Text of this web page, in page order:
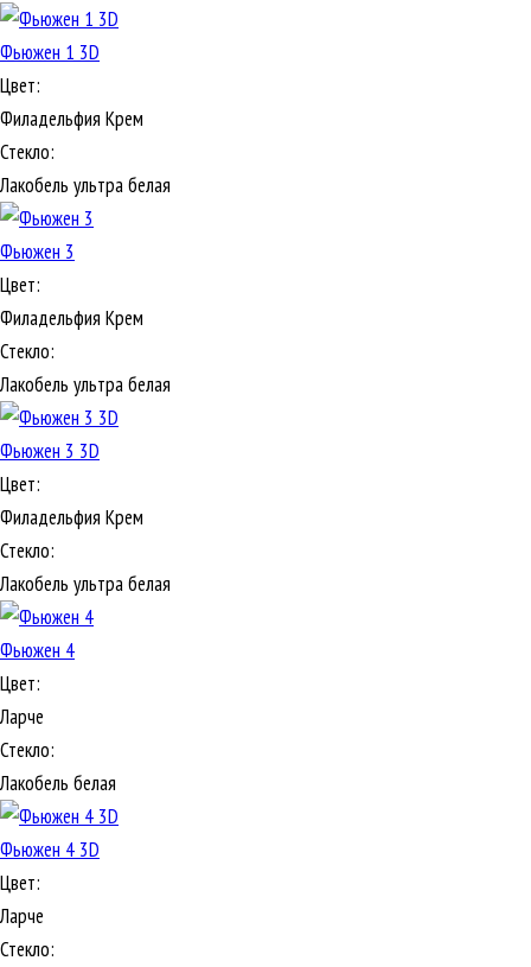
Фьюжен 1 3D
Цвет:
Филадельфия Крем
Стекло:
Лакобель ультра белая
Фьюжен 3
Цвет:
Филадельфия Крем
Стекло:
Лакобель ультра белая
Фьюжен 3 3D
Цвет:
Филадельфия Крем
Стекло:
Лакобель ультра белая
Фьюжен 4
Цвет:
Ларче
Стекло:
Лакобель белая
Фьюжен 4 3D
Цвет:
Ларче
Стекло: